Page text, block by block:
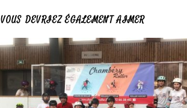
VOUS DEVRIEZ ÉGALEMENT AIMER